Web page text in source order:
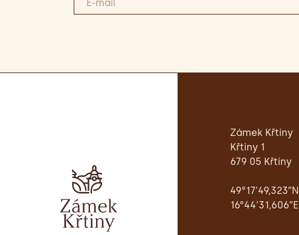
Zámek Křtiny
Křtiny 1
679 05 Křtiny
49°17’49,323″N
16°44’31,606″E